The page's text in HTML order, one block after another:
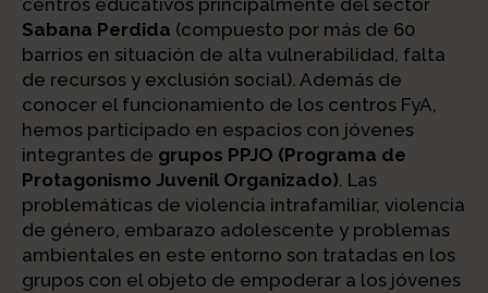
centros educativos principalmente del sector
Sabana Perdida (compuesto por más de 60
barrios en situación de alta vulnerabilidad, falta
de recursos y exclusión social). Además de
conocer el funcionamiento de los centros FyA,
hemos participado en espacios con jóvenes
integrantes de grupos PPJO (Programa de
Protagonismo Juvenil Organizado). Las
problemáticas de violencia intrafamiliar, violencia
de género, embarazo adolescente y problemas
ambientales en este entorno son tratadas en los
grupos con el objeto de empoderar a los jóvenes